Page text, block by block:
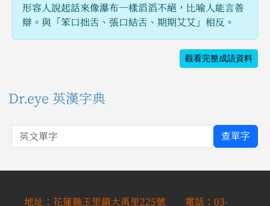
形容人說起話來像瀑布一樣滔滔不絕，比喻人能言善
辯。與「笨口拙舌、張口結舌、期期艾艾」相反。
觀看完整成語資料
Dr.eye 英漢字典
英文單字 查單字
地址：花蓮縣玉里鎮大禹里225號 電話：03-